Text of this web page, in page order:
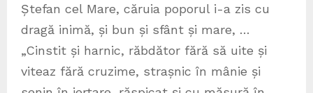
Ștefan cel Mare, căruia poporul i-a zis cu
dragă inimă, și bun și sfânt și mare, …
„Cinstit și harnic, răbdător fără să uite și
viteaz fără cruzime, strașnic în mânie și